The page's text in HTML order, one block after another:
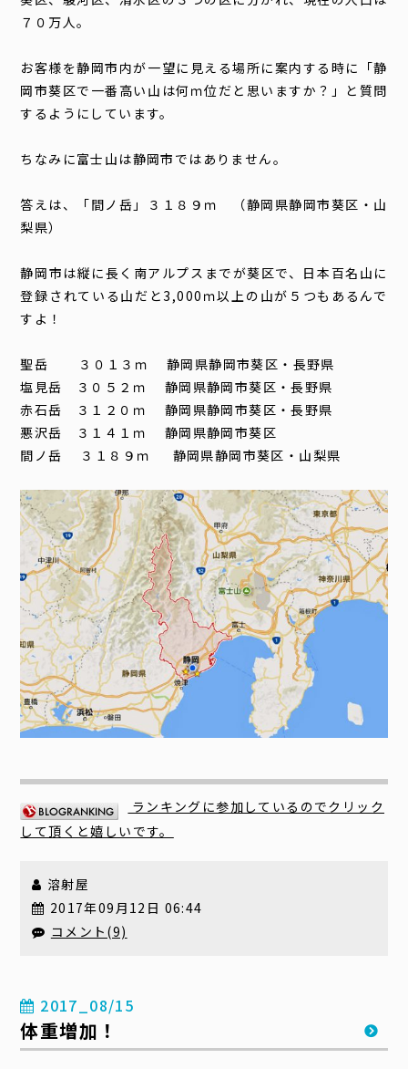
７０万人。
お客様を静岡市内が一望に見える場所に案内する時に「静
岡市葵区で一番高い山は何ｍ位だと思いますか？」と質問
するようにしています。
ちなみに富士山は静岡市ではありません。
答えは、「間ノ岳」３１８９ｍ （静岡県静岡市葵区・山
梨県）
静岡市は縦に長く南アルプスまでが葵区で、日本百名山に
登録されている山だと3,000ｍ以上の山が５つもあるんで
すよ！
聖岳 ３０１３ｍ 静岡県静岡市葵区・長野県
塩見岳 ３０５２ｍ 静岡県静岡市葵区・長野県
赤石岳 ３１２０ｍ 静岡県静岡市葵区・長野県
悪沢岳 ３１４１ｍ 静岡県静岡市葵区
間ノ岳 ３１８９ｍ 静岡県静岡市葵区・山梨県
ランキングに参加しているのでクリック
して頂くと嬉しいです。
溶射屋
2017年09月12日 06:44
コメント(9)
2017_08/15
体重増加！